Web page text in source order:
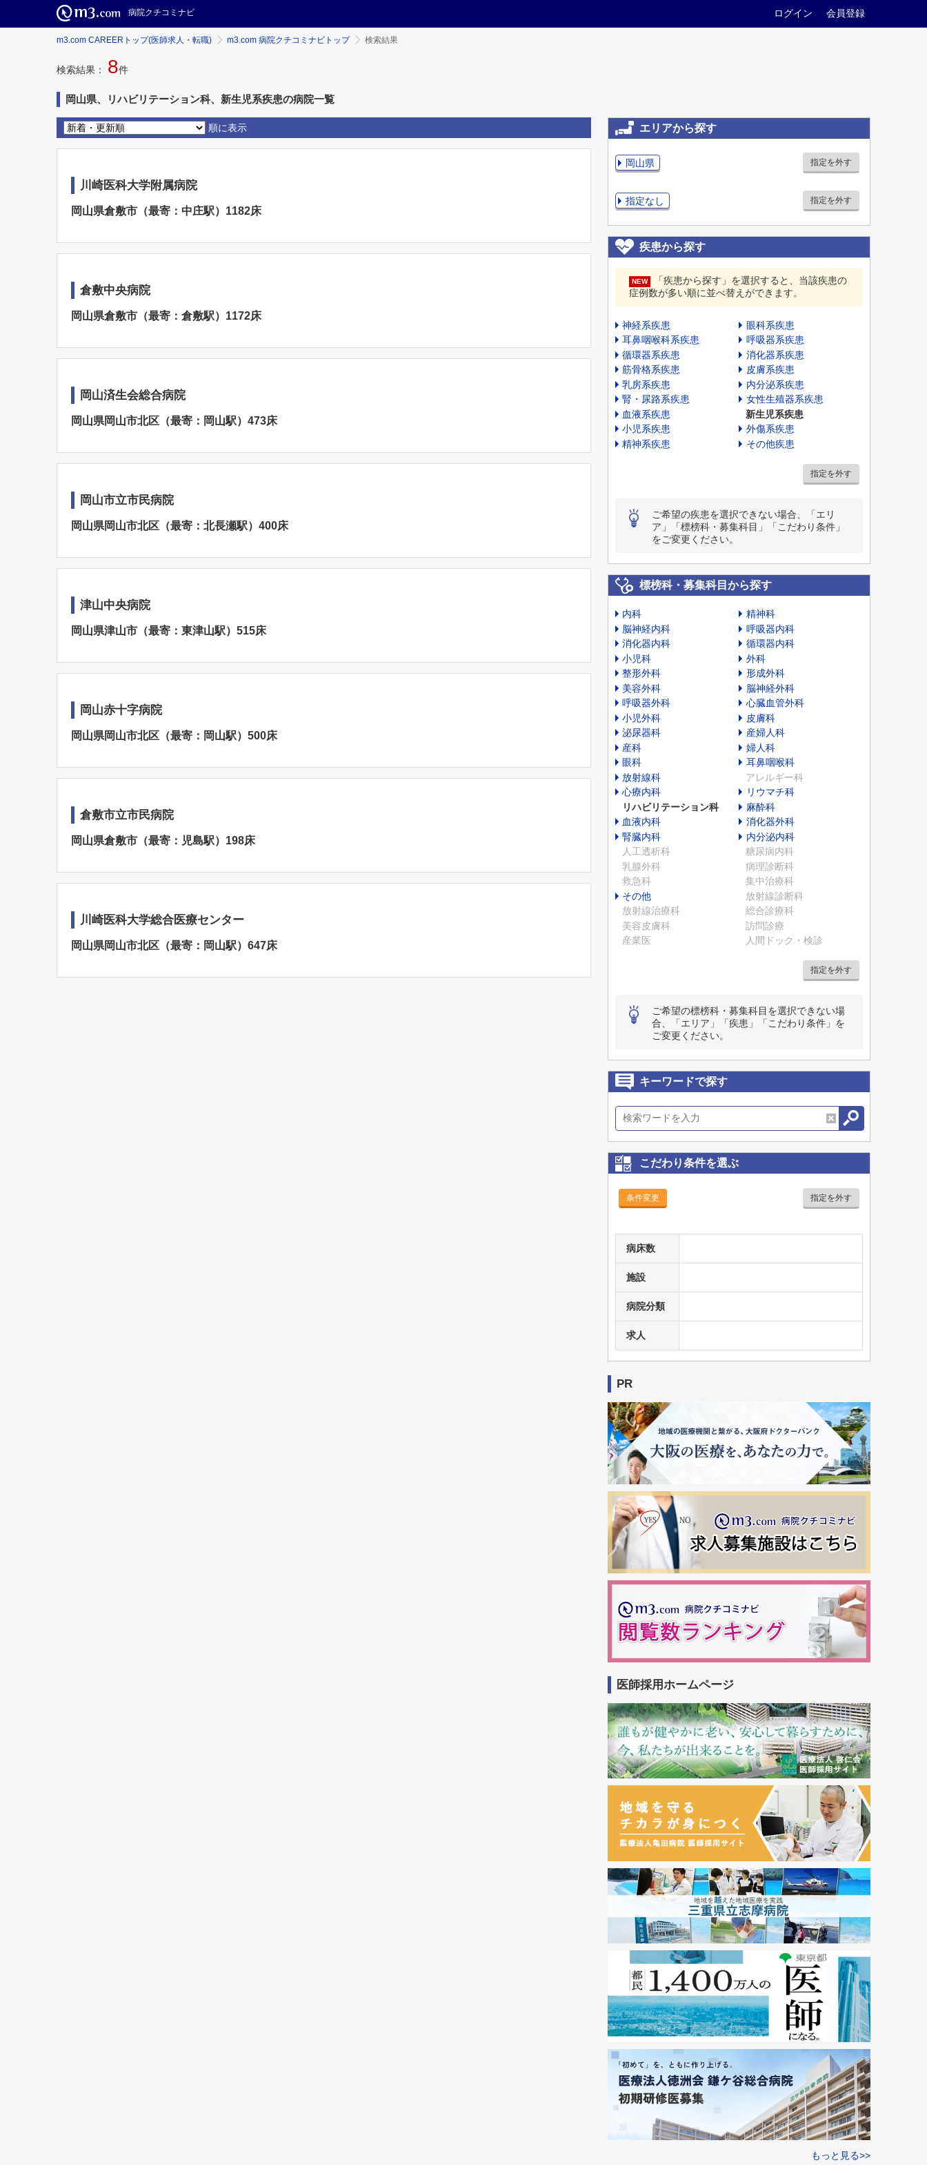
病院クチコミナビ ログイン 会員登録
m3.com CAREERトップ(医師求人・転職) m3.com 病院クチコミナビトップ 検索結果
検索結果： 8件
岡山県、リハビリテーション科、新生児系疾患の病院一覧
順に表示
川崎医科大学附属病院
岡山県倉敷市（最寄：中庄駅）1182床
倉敷中央病院
岡山県倉敷市（最寄：倉敷駅）1172床
岡山済生会総合病院
岡山県岡山市北区（最寄：岡山駅）473床
岡山市立市民病院
岡山県岡山市北区（最寄：北長瀬駅）400床
津山中央病院
岡山県津山市（最寄：東津山駅）515床
岡山赤十字病院
岡山県岡山市北区（最寄：岡山駅）500床
倉敷市立市民病院
岡山県倉敷市（最寄：児島駅）198床
川崎医科大学総合医療センター
岡山県岡山市北区（最寄：岡山駅）647床
エリアから探す
岡山県 指定を外す
指定なし 指定を外す
疾患から探す
NEW
「疾患から探す」を選択すると、当該疾患の
症例数が多い順に並べ替えができます。
神経系疾患
眼科系疾患
耳鼻咽喉科系疾患
呼吸器系疾患
循環器系疾患
消化器系疾患
筋骨格系疾患
皮膚系疾患
乳房系疾患
内分泌系疾患
腎・尿路系疾患
女性生殖器系疾患
血液系疾患
新生児系疾患
小児系疾患
外傷系疾患
精神系疾患
その他疾患
指定を外す
ご希望の疾患を選択できない場合、「エリ
ア」「標榜科・募集科目」「こだわり条件」
をご変更ください。
標榜科・募集科目から探す
内科
精神科
脳神経内科
呼吸器内科
消化器内科
循環器内科
小児科
外科
整形外科
形成外科
美容外科
脳神経外科
呼吸器外科
心臓血管外科
小児外科
皮膚科
泌尿器科
産婦人科
産科
婦人科
眼科
耳鼻咽喉科
放射線科
アレルギー科
心療内科
リウマチ科
リハビリテーション科
麻酔科
血液内科
消化器外科
腎臓内科
内分泌内科
人工透析科
糖尿病内科
乳腺外科
病理診断科
救急科
集中治療科
その他
放射線診断科
放射線治療科
総合診療科
美容皮膚科
訪問診療
産業医
人間ドック・検診
指定を外す
ご希望の標榜科・募集科目を選択できない場
合、「エリア」「疾患」「こだわり条件」を
ご変更ください。
キーワードで探す
こだわり条件を選ぶ
条件変更 指定を外す
病床数
施設
病院分類
求人
PR
医師採用ホームページ
もっと見る>>